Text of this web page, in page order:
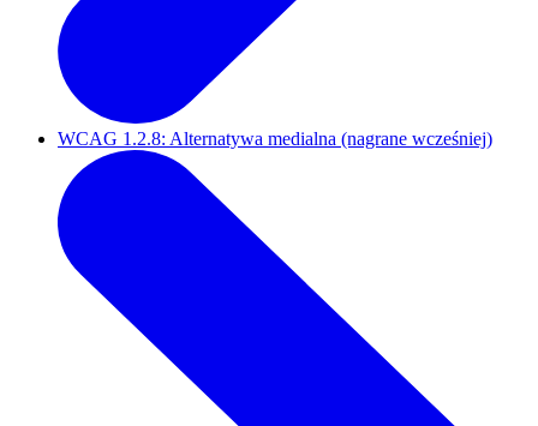
WCAG 1.2.8: Alternatywa medialna (nagrane wcześniej)